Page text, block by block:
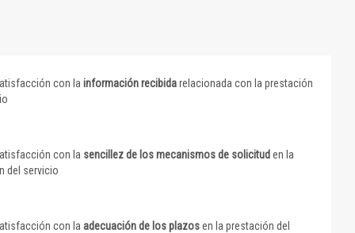
con la información recibidarelacionada con la prestación
con la sencillez de los mecanismos de solicitud en la
del servicio
con la adecuación de los plazosen la prestación del